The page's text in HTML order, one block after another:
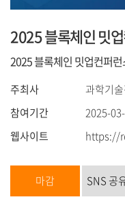
2025 블록체인 밋
2025 블록체인 밋업컨퍼
주최사
과학기
참여기간
2025-
웹사이트
https://
마감 SNS 공